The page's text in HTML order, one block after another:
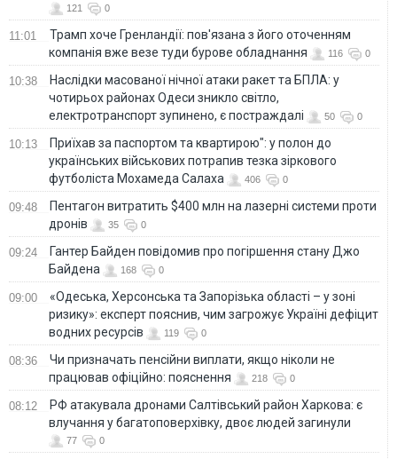
121 0
11:01
Трамп хоче Гренландії: пов'язана з його оточенням
компанія вже везе туди бурове обладнання
116 0
10:38
Наслідки масованої нічної атаки ракет та БПЛА: у
чотирьох районах Одеси зникло світло,
електротранспорт зупинено, є постраждалі
50 0
10:13
Приїхав за паспортом та квартирою": у полон до
українських військових потрапив тезка зіркового
футболіста Мохамеда Салаха
406 0
09:48
Пентагон витратить $400 млн на лазерні системи проти
дронів
35 0
09:24
Гантер Байден повідомив про погіршення стану Джо
Байдена
168 0
09:00
«Одеська, Херсонська та Запорізька області – у зоні
ризику»: експерт пояснив, чим загрожує Україні дефіцит
водних ресурсів
119 0
08:36
Чи призначать пенсійни виплати, якщо ніколи не
працював офіційно: пояснення
218 0
08:12
РФ атакувала дронами Салтівський район Харкова: є
влучання у багатоповерхівку, двоє людей загинули
77 0